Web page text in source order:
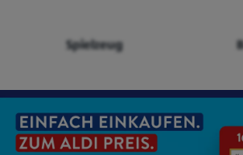
Spielzeug